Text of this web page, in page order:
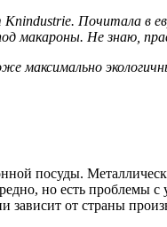
Почитала в
макароны. Не знаю,
максимально
посуды.
но есть проблемы
зависит от страны